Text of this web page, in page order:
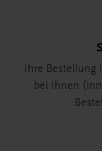
Ihre
bei Ihnen